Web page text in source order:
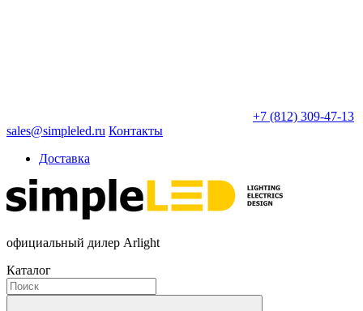
+7 (812) 309-47-13
sales@simpleled.ru Контакты
Доставка
официальный дилер Arlight
Каталог